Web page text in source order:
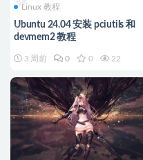
Linux 教程
Ubuntu 24.04 安装 pciutils 和
devmem2 教程
3 周前 0 0 22